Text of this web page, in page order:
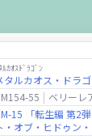
ﾙｶｵｽﾄﾞﾗｺﾞﾝ
タルカオス・ドラ
55
ベリーレ
15 「転生編 第2
・オブ・ヒドゥン・